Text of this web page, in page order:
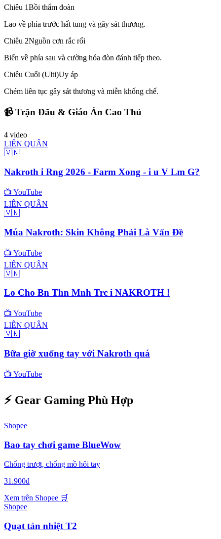
Chiêu 1Bồi thẩm đoàn
Lao về phía trước hất tung và gây sát thương.
Chiêu 2Nguồn cơn rắc rối
Biến về phía sau và cường hóa đòn đánh tiếp theo.
Chiêu Cuối (Ulti)Uy áp
Chém liên tục gây sát thương và miễn khống chế.
📹 Trận Đấu & Giáo Án Cao Thủ
4 video
LIÊN QUÂN
🇻🇳
Nakroth i Rng 2026 - Farm Xong - i u V Lm G?
📺 YouTube
LIÊN QUÂN
🇻🇳
Múa Nakroth: Skin Không Phải Là Vấn Đề
📺 YouTube
LIÊN QUÂN
🇻🇳
Lo Cho Bn Thn Mnh Trc i NAKROTH !
📺 YouTube
LIÊN QUÂN
🇻🇳
Bữa giờ xuống tay với Nakroth quá
📺 YouTube
⚡ Gear Gaming Phù Hợp
Shopee
Bao tay chơi game BlueWow
Chống trượt, chống mồ hôi tay
31.900đ
Xem trên Shopee 🛒
Shopee
Quạt tản nhiệt T2